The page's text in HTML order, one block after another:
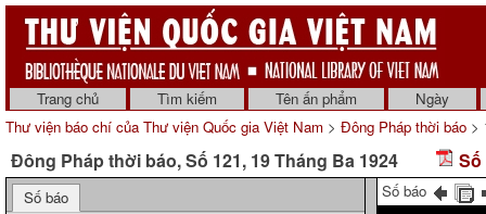
Trang chủ Tìm kiếm Tên ấn phẩm
Ngày
Thư viện báo chí của Thư viện Quốc gia Việt Nam > Đông Pháp thời báo >
Đông Pháp thời báo, Số 121, 19 Tháng Ba 1924 Số
Số báo Số báo